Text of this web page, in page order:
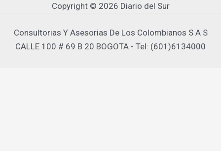
Copyright © 2026 Diario del Sur
Consultorias Y Asesorias De Los Colombianos S A S
CALLE 100 # 69 B 20 BOGOTA - Tel: (601)6134000